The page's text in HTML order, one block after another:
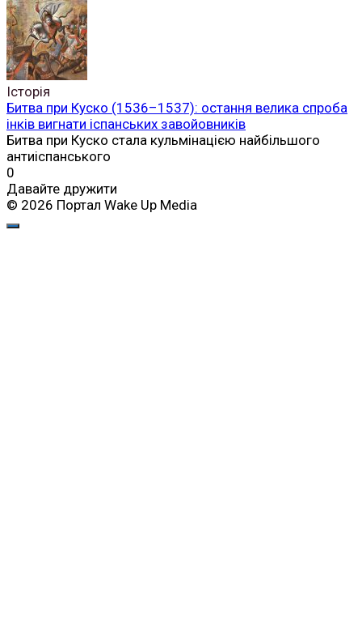
Історія
Битва при Куско (1536–1537): остання велика спроба
інків вигнати іспанських завойовників
Битва при Куско стала кульмінацією найбільшого
антиіспанського
0
Давайте дружити
© 2026 Портал Wake Up Media